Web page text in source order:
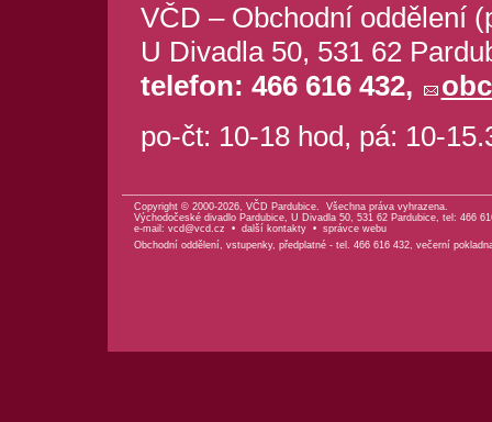
VČD – Obchodní oddělení
U Divadla 50, 531 62
telefon: 466 616 432,
po-čt: 10-18 hod, pá: 10-
Copyright © 2000-2026, VČD Pardubice. Všechna práva vyhrazena.
Východočeské divadlo Pardubice, U Divadla 50, 531 62 Pardubice, tel: 466
e-mail: vcd@vcd.cz • další kontakty• správce webu
Obchodní oddělení, vstupenky, předplatné - tel. 466 616 432, večerní